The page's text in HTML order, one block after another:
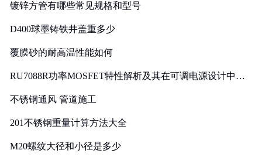
镀锌方管有哪些常见规格和型号
D400球墨铸铁井盖重多少
覆膜砂的耐高温性能如何
RU7088R功率MOSFET特性解析及其在可调电源设计中的
不锈钢通风 管道施工
201不锈钢重量计算方法大全
M20螺纹大径和小径是多少